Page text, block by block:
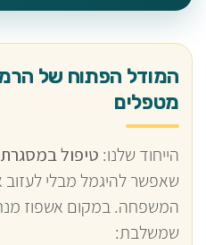
המודל הפתוח של
מטפלים
הייחוד שלנו: טיפול
שאפשר להיגמל מבלי
המשפחה. במקום אשפוז
שמשלבת: